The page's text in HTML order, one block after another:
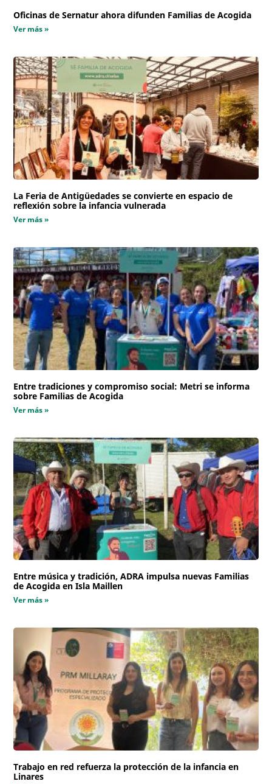
Oficinas de Sernatur ahora difunden Familias de Acogida
Ver más »
La Feria de Antigüedades se convierte en espacio de
reflexión sobre la infancia vulnerada
Ver más »
Entre tradiciones y compromiso social: Metri se informa
sobre Familias de Acogida
Ver más »
Entre música y tradición, ADRA impulsa nuevas Familias
de Acogida en Isla Maillen
Ver más »
Trabajo en red refuerza la protección de la infancia en
Linares